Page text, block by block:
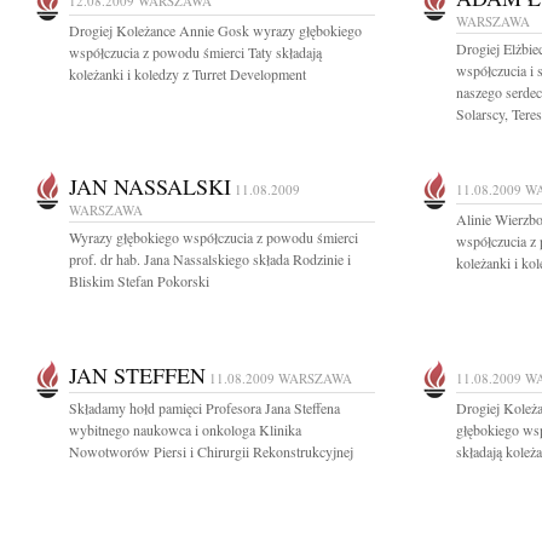
Drogiej Koleżance Annie Gosk wyrazy głębokiego
współczucia z powodu śmierci Taty składają
koleżanki i koledzy z Turret Development
WARSZAWA
Drogiej
współczucia i
naszego
Solarscy,
JAN NASSALSKI 11.08.2009
WARSZAWA
Wyrazy głębokiego współczucia z powodu śmierci
prof. dr hab. Jana Nassalskiego składa Rodzinie i
Bliskim Stefan Pokorski
11.08.2009
Alinie
współczucia
koleżanki i
JAN STEFFEN 11.08.2009 WARSZAWA
Składamy hołd pamięci Profesora Jana Steffena
wybitnego naukowca i onkologa Klinika
Nowotworów Piersi i Chirurgii Rekonstrukcyjnej
11.08.2009
Drogiej
głębokiego
składają